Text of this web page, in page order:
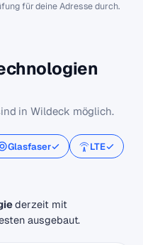
für deine Adresse durch.
in Wildeck möglich.
Glasfaser
LTE
derzeit mit
ausgebaut.